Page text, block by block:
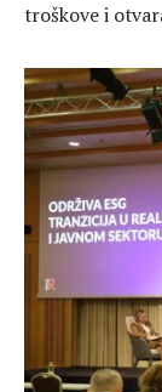
troškove i